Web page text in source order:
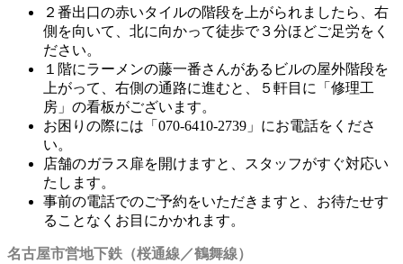
２番出口の赤いタイルの階段を上がられましたら、右
側を向いて、北に向かって徒歩で３分ほどご足労をく
ださい。
１階にラーメンの藤一番さんがあるビルの屋外階段を
上がって、右側の通路に進むと、５軒目に「修理工
房」の看板がございます。
お困りの際には「070-6410-2739」にお電話をくださ
い。
店舗のガラス扉を開けますと、スタッフがすぐ対応い
たします。
事前の電話でのご予約をいただきますと、お待たせす
ることなくお目にかかれます。
名古屋市営地下鉄（桜通線／鶴舞線）